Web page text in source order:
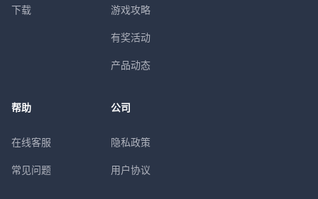
下载 游戏攻略
有奖活动
产品动态
帮助
在线客服
常见问题
公司
隐私政策
用户协议